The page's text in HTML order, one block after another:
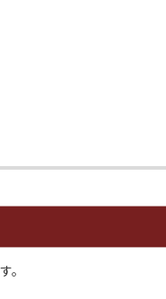
。